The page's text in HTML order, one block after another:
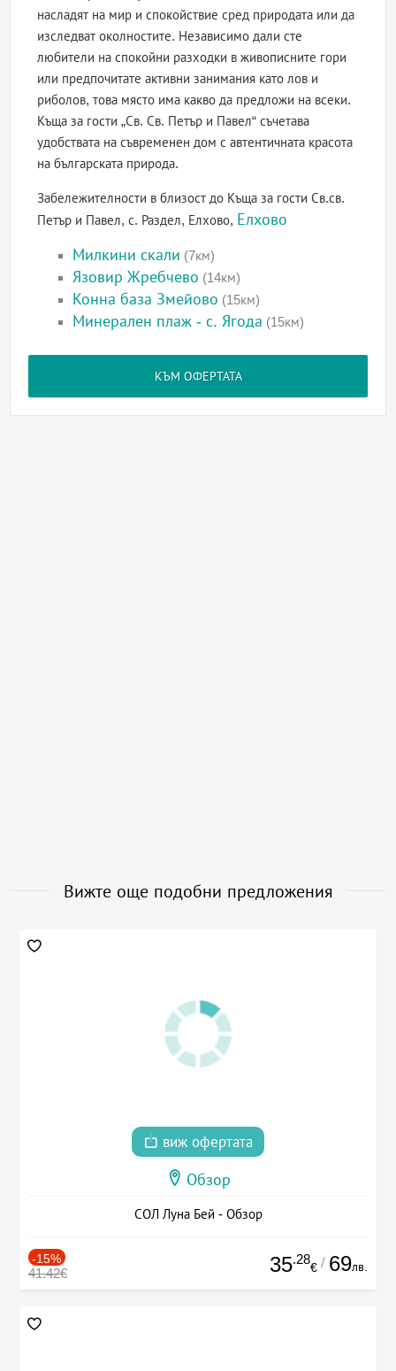
насладят на мир и спокойствие сред природата или да
изследват околностите. Независимо дали сте
любители на спокойни разходки в живописните гори
или предпочитате активни занимания като лов и
риболов, това място има какво да предложи на всеки.
Къща за гости „Св. Св. Петър и Павел“ съчетава
удобствата на съвременен дом с автентичната красота
на българската природа.
Забележителности в близост до Къща за гости Св.св.
Петър и Павел, с. Раздел, Елхово, Елхово
Милкини скали (7км)
Язовир Жребчево (14км)
Конна база Змейово (15км)
Минерален плаж - с. Ягода (15км)
КЪМ ОФЕРТАТА
Вижте още подобни предложения
виж офертата
Обзор
СОЛ Луна Бей - Обзор
-15%
41.42€ 35.28
€ / 69лв.